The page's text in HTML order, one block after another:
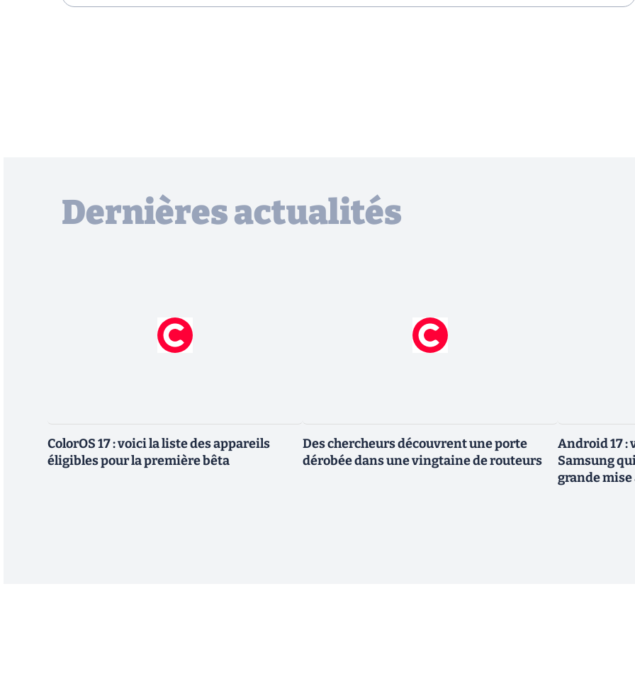
Dernières actualités
ColorOS 17 : voici la liste des appareils
éligibles pour la première bêta
Des chercheurs découvrent une porte
dérobée dans une vingtaine de routeurs
Android 17 :
Samsung
grande mise